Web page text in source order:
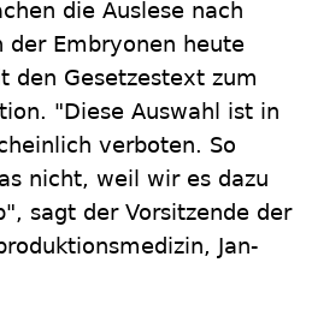
die Auslese nach
der Embryonen heute
den Gesetzestext zum
"Diese Auswahl ist in
verboten. So
nicht, weil wir es dazu
sagt der Vorsitzende der
Jan-